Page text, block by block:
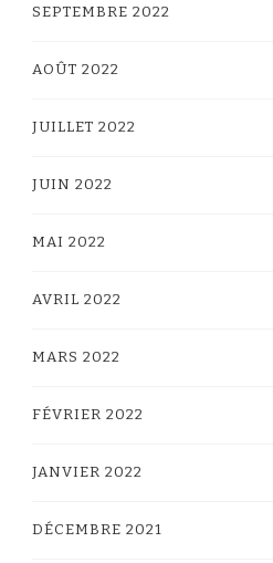
SEPTEMBRE 2022
AOÛT 2022
JUILLET 2022
JUIN 2022
MAI 2022
AVRIL 2022
MARS 2022
FÉVRIER 2022
JANVIER 2022
DÉCEMBRE 2021